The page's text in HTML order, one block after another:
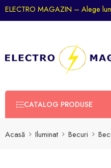
ELECTRO MAGAZIN – Alege
CATALOG PRODUSE
Acasă Iluminat Becuri